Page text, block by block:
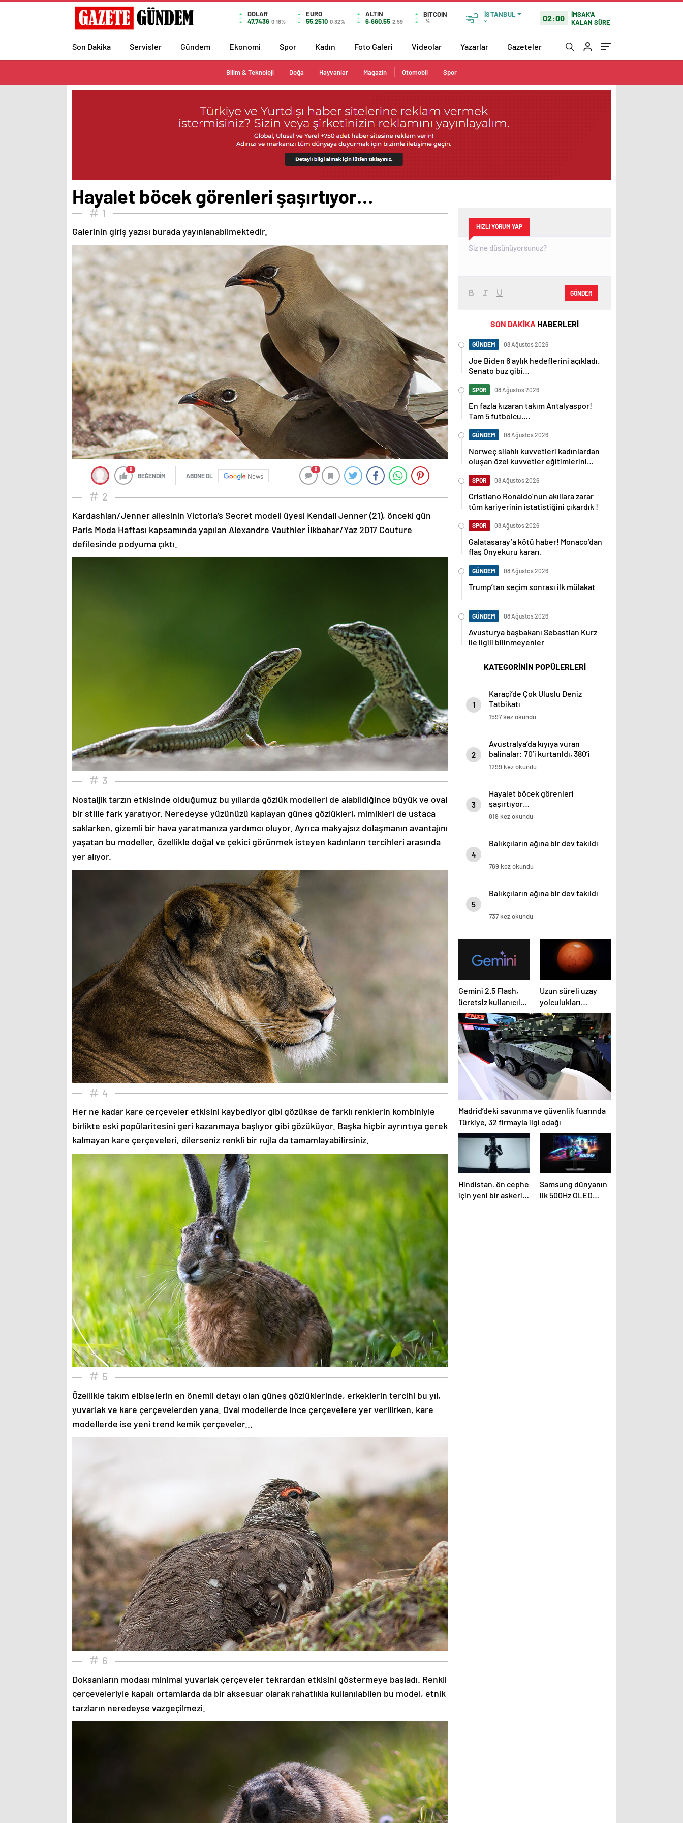
DOLAR
47,7436 0.18%
EURO
55,2510 0.32%
ALTIN
6.660,55 2,59
BITCOIN
%
İSTANBUL
°
02:00
İMSAK'A
KALAN SÜRE
Son Dakika Servisler Gündem Ekonomi Spor Kadın Foto Galeri Videolar Yazarlar Gazeteler
Bilim & Teknoloji Doğa Hayvanlar Magazin Otomobil Spor
Hayalet böcek görenleri şaşırtıyor…
1
Galerinin giriş yazısı burada yayınlanabilmektedir.
0
BEĞENDİM ABONE OL News
0
2
Kardashian/Jenner ailesinin Victoria’s Secret modeli üyesi Kendall Jenner (21), önceki gün
Paris Moda Haftası kapsamında yapılan Alexandre Vauthier İlkbahar/Yaz 2017 Couture
defilesinde podyuma çıktı.
3
Nostaljik tarzın etkisinde olduğumuz bu yıllarda gözlük modelleri de alabildiğince büyük ve oval
bir stille fark yaratıyor. Neredeyse yüzünüzü kaplayan güneş gözlükleri, mimikleri de ustaca
saklarken, gizemli bir hava yaratmanıza yardımcı oluyor. Ayrıca makyajsız dolaşmanın avantajını
yaşatan bu modeller, özellikle doğal ve çekici görünmek isteyen kadınların tercihleri arasında
yer alıyor.
4
Her ne kadar kare çerçeveler etkisini kaybediyor gibi gözükse de farklı renklerin kombiniyle
birlikte eski popülaritesini geri kazanmaya başlıyor gibi gözüküyor. Başka hiçbir ayrıntıya gerek
kalmayan kare çerçeveleri, dilerseniz renkli bir rujla da tamamlayabilirsiniz.
5
Özellikle takım elbiselerin en önemli detayı olan güneş gözlüklerinde, erkeklerin tercihi bu yıl,
yuvarlak ve kare çerçevelerden yana. Oval modellerde ince çerçevelere yer verilirken, kare
modellerde ise yeni trend kemik çerçeveler...
6
Doksanların modası minimal yuvarlak çerçeveler tekrardan etkisini göstermeye başladı. Renkli
çerçeveleriyle kapalı ortamlarda da bir aksesuar olarak rahatlıkla kullanılabilen bu model, etnik
tarzların neredeyse vazgeçilmezi.
HIZLI YORUM YAP
GÖNDER
SON DAKİKA HABERLERİ
GÜNDEM 08 Ağustos 2026
Joe Biden 6 aylık hedeflerini açıkladı.
Senato buz gibi…
SPOR 08 Ağustos 2026
En fazla kızaran takım Antalyaspor!
Tam 5 futbolcu….
GÜNDEM 08 Ağustos 2026
Norweç silahlı kuvvetleri kadınlardan
oluşan özel kuvvetler eğitimlerini
SPOR 08 Ağustos 2026
Cristiano Ronaldo’nun akıllara zarar
tüm kariyerinin istatistiğini çıkardık !
SPOR 08 Ağustos 2026
Galatasaray’a kötü haber! Monaco’dan
flaş Onyekuru kararı.
GÜNDEM 08 Ağustos 2026
Trump’tan seçim sonrası ilk mülakat
GÜNDEM 08 Ağustos 2026
Avusturya başbakanı Sebastian Kurz
ile ilgili bilinmeyenler
KATEGORİNİN POPÜLERLERİ
1
Karaçi’de Çok Uluslu Deniz
Tatbikatı
1597 kez okundu
2
Avustralya’da kıyıya vuran
balinalar: 70’i kurtarıldı, 380’i
öldü
1299 kez okundu
3
Hayalet böcek görenleri
şaşırtıyor…
819 kez okundu
4
Balıkçıların ağına bir dev takıldı
769 kez okundu
5
Balıkçıların ağına bir dev takıldı
737 kez okundu
Gemini 2.5 Flash,
ücretsiz kullanıcılar
için dosya
yüklemeyi devre
dışı bırakıyor
Uzun süreli uzay
yolculukları
böbreklere zarar
veriyor
Madrid’deki savunma ve güvenlik fuarında
Türkiye, 32 firmayla ilgi odağı
Hindistan, ön cephe
için yeni bir askeri
Samsung dünyanın
ilk 500Hz OLED